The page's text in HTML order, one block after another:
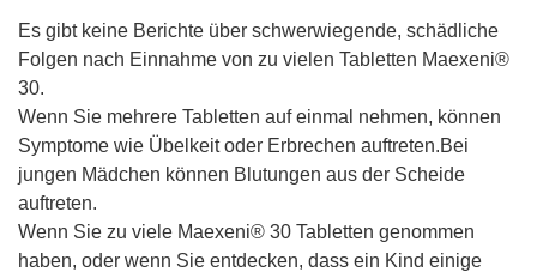
Es gibt keine Berichte über schwerwiegende, schädliche
Folgen nach Einnahme von zu vielen Tabletten Maexeni®
30.
Wenn Sie mehrere Tabletten auf einmal nehmen, können
Symptome wie Übelkeit oder Erbrechen auftreten.Bei
jungen Mädchen können Blutungen aus der Scheide
auftreten.
Wenn Sie zu viele Maexeni® 30 Tabletten genommen
haben, oder wenn Sie entdecken, dass ein Kind einige